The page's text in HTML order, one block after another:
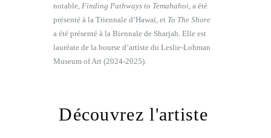
notable, Finding Pathways to Temahahoi , a été
présenté à la Triennale d’Hawaï, et To The Shore
a été présenté à la Biennale de Sharjah. Elle est
lauréate de la bourse d’artiste du Leslie-Lohman
Museum of Art (2024-2025).
Découvrez l'artiste